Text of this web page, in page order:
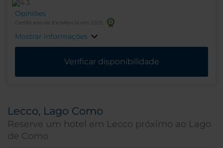
Opiniões
Certificado de Excelência em 2025
Mostrar informações
Verificar disponibilidade
Lecco, Lago Como
Reserve um hotel em Lecco próximo ao Lago
de Como